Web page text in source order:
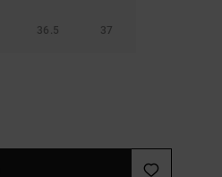
36.5 37